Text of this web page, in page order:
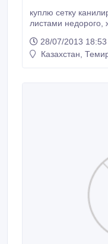
куплю сетку
листами недорого,
28/07/2013 18:53
Казахстан,